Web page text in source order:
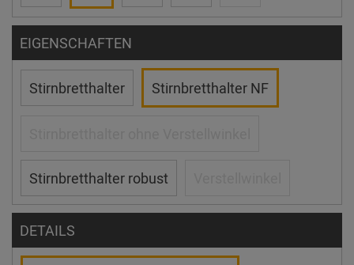
EIGENSCHAFTEN
Stirnbretthalter Stirnbretthalter NF
Stirnbretthalter robust
DETAILS